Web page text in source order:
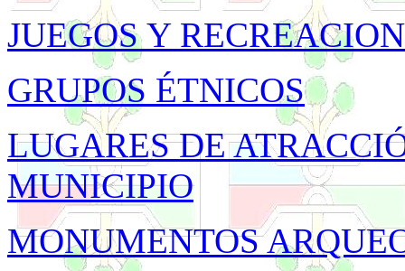
JUEGOS Y
GRUPOS ÉTNICOS
LUGARES DE
MUNICIPIO
MONUMENTOS